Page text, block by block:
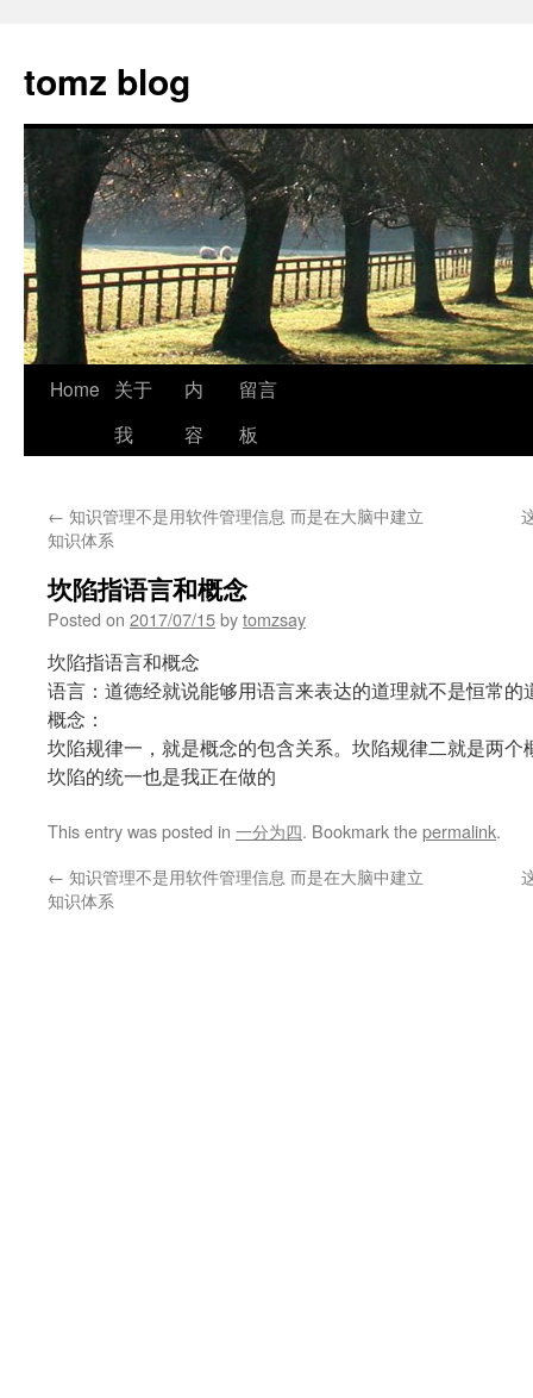
tomz blog
Skip
Home
关于
我
内
容
留言
板
← 知识管理不是用软件管理信息 而是在大脑中建立
知识体系
坎陷指语言和概念
Posted on 2017/07/15bytomzsay
坎陷指语言和概念
语言：道德经就说能够用语言来表达的道理就不是恒常的
概念：
坎陷规律一，就是概念的包含关系。坎陷规律二就是两
坎陷的统一也是我正在做的
This entry was posted in 一分为四. Bookmark thepermalink.
← 知识管理不是用软件管理信息 而是在大脑中建立
知识体系